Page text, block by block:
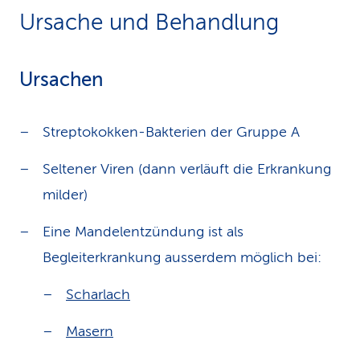
Ursache und Behandlung
Ursachen
Streptokokken-Bakterien der Gruppe A
Seltener Viren (dann verläuft die Erkrankung
milder)
Eine Mandelentzündung ist als
Begleiterkrankung ausserdem möglich bei:
Scharlach
Masern